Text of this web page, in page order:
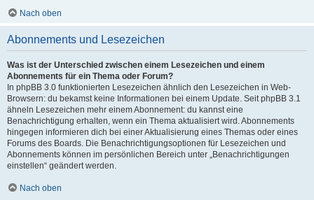
Nach oben
Abonnements und Lesezeichen
Was ist der Unterschied zwischen einem Lesezeichen und einem
Abonnements für ein Thema oder Forum?
In phpBB 3.0 funktionierten Lesezeichen ähnlich den Lesezeichen in Web-
Browsern: du bekamst keine Informationen bei einem Update. Seit phpBB 3.1
ähneln Lesezeichen mehr einem Abonnement: du kannst eine
Benachrichtigung erhalten, wenn ein Thema aktualisiert wird. Abonnements
hingegen informieren dich bei einer Aktualisierung eines Themas oder eines
Forums des Boards. Die Benachrichtigungsoptionen für Lesezeichen und
Abonnements können im persönlichen Bereich unter „Benachrichtigungen
einstellen“ geändert werden.
Nach oben